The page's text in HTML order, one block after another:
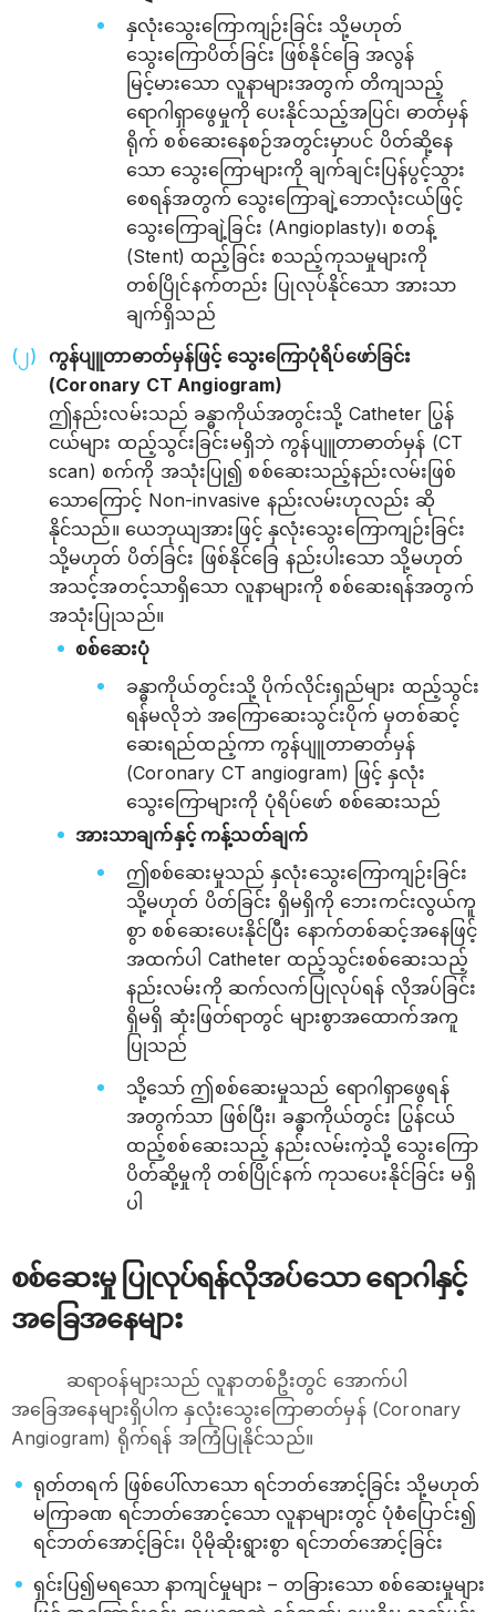
နှလုံးသွေးကြောကျဉ်းခြင်း သို့မဟုတ်
သွေးကြောပိတ်ခြင်း ဖြစ်နိုင်ခြေ အလွန်
မြင့်မားသော လူနာများအတွက် တိကျသည့်
ရောဂါရှာဖွေမှုကို ပေးနိုင်သည့်အပြင်၊ ဓာတ်မှန်
ရိုက် စစ်ဆေးနေစဉ်အတွင်းမှာပင် ပိတ်ဆို့နေ
သော သွေးကြောများကို ချက်ချင်းပြန်ပွင့်သွား
စေရန်အတွက် သွေးကြောချဲ့ဘောလုံးငယ်ဖြင့်
သွေးကြောချဲ့ခြင်း (Angioplasty)၊ စတန့်
(Stent) ထည့်ခြင်း စသည့်ကုသမှုများကို
တစ်ပြိုင်နက်တည်း ပြုလုပ်နိုင်သော အားသာ
ချက်ရှိသည်
ကွန်ပျူတာဓာတ်မှန်ဖြင့် သွေးကြောပုံရိပ်ဖော်ခြင်း
(Coronary CT Angiogram)
ဤနည်းလမ်းသည် ခန္ဓာကိုယ်အတွင်းသို့ Catheter ပြွန်
ငယ်များ ထည့်သွင်းခြင်းမရှိဘဲ ကွန်ပျူတာဓာတ်မှန် (CT
scan) စက်ကို အသုံးပြု၍ စစ်ဆေးသည့်နည်းလမ်းဖြစ်
သောကြောင့် Non-invasive နည်းလမ်းဟုလည်း ဆို
နိုင်သည်။ ယေဘုယျအားဖြင့် နှလုံးသွေးကြောကျဉ်းခြင်း
သို့မဟုတ် ပိတ်ခြင်း ဖြစ်နိုင်ခြေ နည်းပါးသော သို့မဟုတ်
အသင့်အတင့်သာရှိသော လူနာများကို စစ်ဆေးရန်အတွက်
အသုံးပြုသည်။
စစ်ဆေးပုံ
ခန္ဓာကိုယ်တွင်းသို့ ပိုက်လိုင်းရှည်များ ထည့်သွင်း
ရန်မလိုဘဲ အကြောဆေးသွင်းပိုက် မှတစ်ဆင့်
ဆေးရည်ထည့်ကာ ကွန်ပျူတာဓာတ်မှန်
(Coronary CT angiogram) ဖြင့် နှလုံး
သွေးကြောများကို ပုံရိပ်ဖော် စစ်ဆေးသည်
အားသာချက်နှင့် ကန့်သတ်ချက်
ဤစစ်ဆေးမှုသည် နှလုံးသွေးကြောကျဉ်းခြင်း
သို့မဟုတ် ပိတ်ခြင်း ရှိမရှိကို ဘေးကင်းလွယ်ကူ
စွာ စစ်ဆေးပေးနိုင်ပြီး နောက်တစ်ဆင့်အနေဖြင့်
အထက်ပါ Catheter ထည့်သွင်းစစ်ဆေးသည့်
နည်းလမ်းကို ဆက်လက်ပြုလုပ်ရန် လိုအပ်ခြင်း
ရှိမရှိ ဆုံးဖြတ်ရာတွင် များစွာအထောက်အကူ
ပြုသည်
သို့သော် ဤစစ်ဆေးမှုသည် ရောဂါရှာဖွေရန်
အတွက်သာ ဖြစ်ပြီး၊ ခန္ဓာကိုယ်တွင်း ပြွန်ငယ်
ထည့်စစ်ဆေးသည့် နည်းလမ်းကဲ့သို့ သွေးကြော
ပိတ်ဆို့မှုကို တစ်ပြိုင်နက် ကုသပေးနိုင်ခြင်း မရှိ
ပါ
စစ်ဆေးမှု ပြုလုပ်ရန်လိုအပ်သော ရောဂါနှင့်
အခြေအနေများ
ဆရာဝန်များသည် လူနာတစ်ဦးတွင် အောက်ပါ
အခြေအနေများရှိပါက နှလုံးသွေးကြောဓာတ်မှန် (Coronary
Angiogram) ရိုက်ရန် အကြံပြုနိုင်သည်။
ရုတ်တရက် ဖြစ်ပေါ်လာသော ရင်ဘတ်အောင့်ခြင်း သို့မဟုတ်
မကြာခဏ ရင်ဘတ်အောင့်သော လူနာများတွင် ပုံစံပြောင်း၍
ရင်ဘတ်အောင့်ခြင်း၊ ပိုမိုဆိုးရွားစွာ ရင်ဘတ်အောင့်ခြင်း
ရှင်းပြ၍မရသော နာကျင်မှုများ – တခြားသော စစ်ဆေးမှုများ